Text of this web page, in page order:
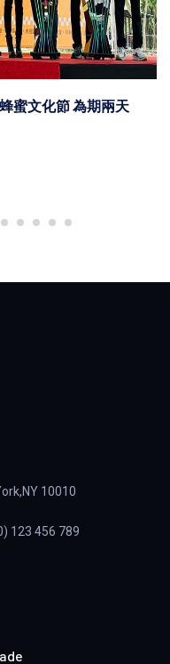
蜜文化節 為期兩天
10010
123 456 789